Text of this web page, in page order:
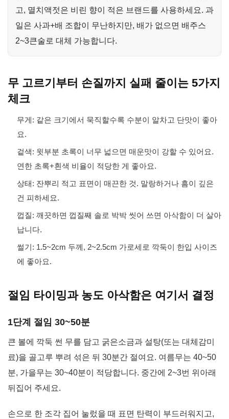
고, 멸치액젓은 비린 향이 적은 브랜드를 사용하세요. 과
일은 사과+배 조합이 무난하지만, 배가 없으면 배주스
2~3큰술로 대체 가능합니다.
무 고르기부터 손질까지 실패 줄이는 5가지
체크
무게: 같은 크기에서 묵직할수록 수분이 알차고 단맛이 좋아
요.
겉색: 윗부분 초록이 너무 넓으면 매운맛이 강할 수 있어요.
연한 초록+흰색 비율이 적당한 게 좋아요.
상태: 잔뿌리 적고 표면이 매끈한 것. 말랑하거나 흠이 깊은
건 피하세요.
껍질: 깨끗하면 껍질째 솔로 박박 씻어 쓰면 아삭함이 더 살아
납니다.
썰기: 1.5~2cm 두께, 2~2.5cm 가로세로 깍둑이 한입 사이즈
에 좋아요.
절임 타이밍과 농도 아삭함은 여기서 결정
1단계 절임 30~50분
큰 볼에 깍둑 썬 무를 담고 굵은소금과 설탕(또는 대체감미
료)을 골고루 뿌려 섞은 뒤 30분간 절여요. 여름무는 40~50
분, 가을무는 30~40분이 적당합니다. 중간에 2~3번 위아래
뒤집어 주세요.
손으로 한 조각 집어 눌렀을 때 표면 탄력이 부드러워지고,